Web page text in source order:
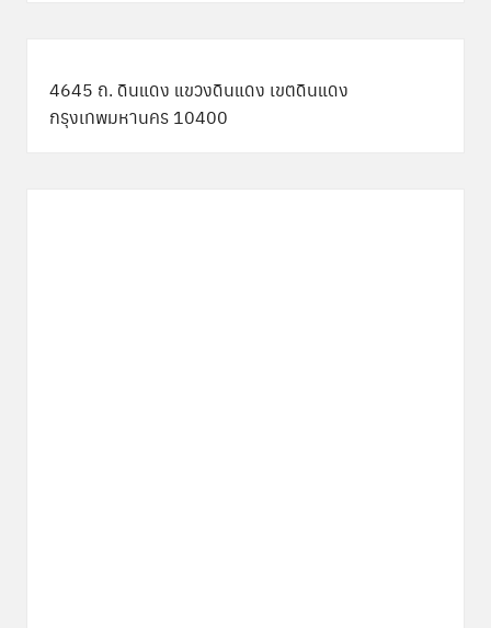
4645 ถ. ดินแดง แขวงดินแดง เขตดินแดง
กรุงเทพมหานคร 10400